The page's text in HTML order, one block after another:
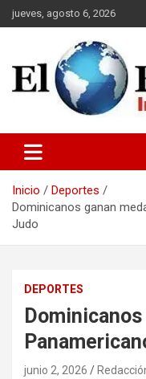
Saltar
al
jueves, agosto 6, 2026
Inicio
Deportes
Dominicanos ganan
Judo
DEPORTES
junio 2, 2026